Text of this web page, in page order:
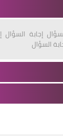
إجابة السؤال
السؤال